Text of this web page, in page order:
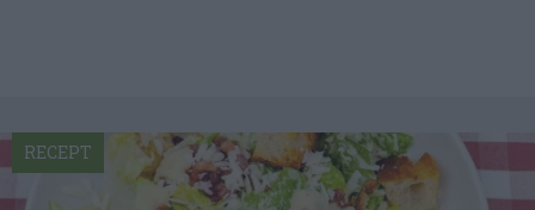
RECEPT